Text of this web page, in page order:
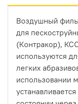
Воздушный
для
(Контракор),
используются
легких
использовании